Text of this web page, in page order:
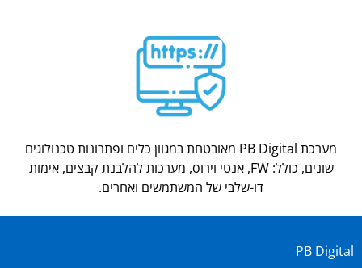
מערכת PB Digital מאובטחת במגוון כלים ופתרונות טכנולוגים
שונים, כולל: FW, אנטי וירוס, מערכות להלבנת קבצים, אימות
דו-שלבי של המשתמשים ואחרים.
PB Digital